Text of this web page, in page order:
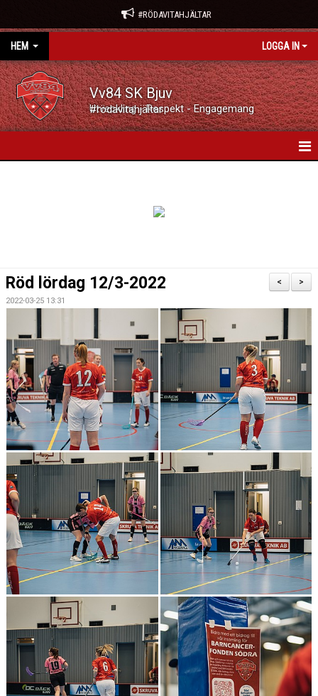
#RÖDAVITAHJÄLTAR
HEM LOGGA IN
Vv84 SK Bjuv
Utveckling - Respekt - Engagemang #rödavitahjältar
MATCHER
STYRELSEN
DOKUMENT
BILDGALLERI
KLUBBSHOP
HISTORIA
>
<
Röd lördag 12/3-2022
2022-03-25 13:31